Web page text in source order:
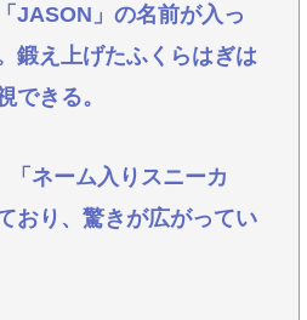
JASON」の名前が入っ
鍛え上げたふくらはぎは
できる。
ネーム入りスニーカ
おり、驚きが広がってい